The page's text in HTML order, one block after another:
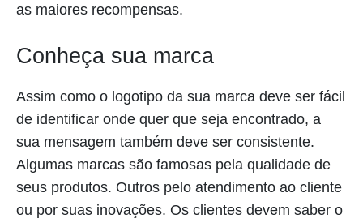
as maiores recompensas.
Conheça sua marca
Assim como o logotipo da sua marca deve ser fácil
de identificar onde quer que seja encontrado, a
sua mensagem também deve ser consistente.
Algumas marcas são famosas pela qualidade de
seus produtos. Outros pelo atendimento ao cliente
ou por suas inovações. Os clientes devem saber o